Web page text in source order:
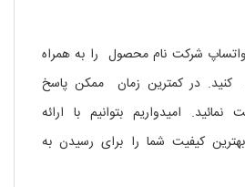
شرکت نام محصول را به همراه
کنید. در کمترین زمان ممکن پاسخ
امیدواریم بتوانیم با ارائه
کیفیت شما را برای رسیدن به